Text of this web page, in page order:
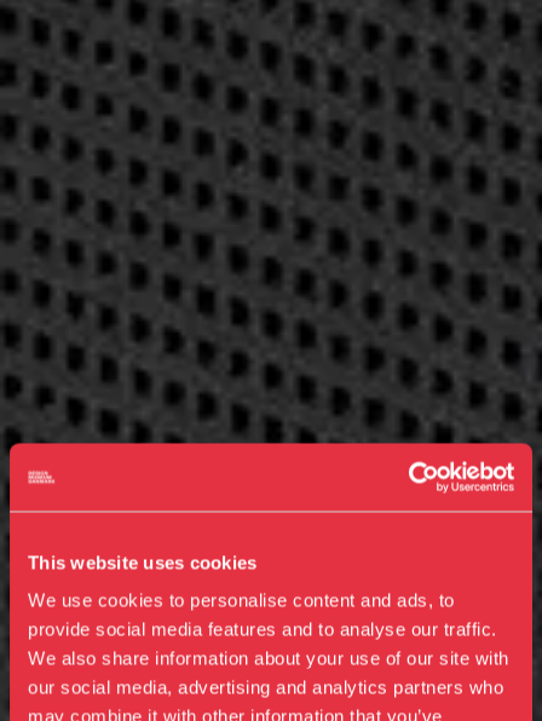
This website uses cookies
We use cookies to personalise content and ads, to
provide social media features and to analyse our traffic.
We also share information about your use of our site with
our social media, advertising and analytics partners who
may combine it with other information that you’ve